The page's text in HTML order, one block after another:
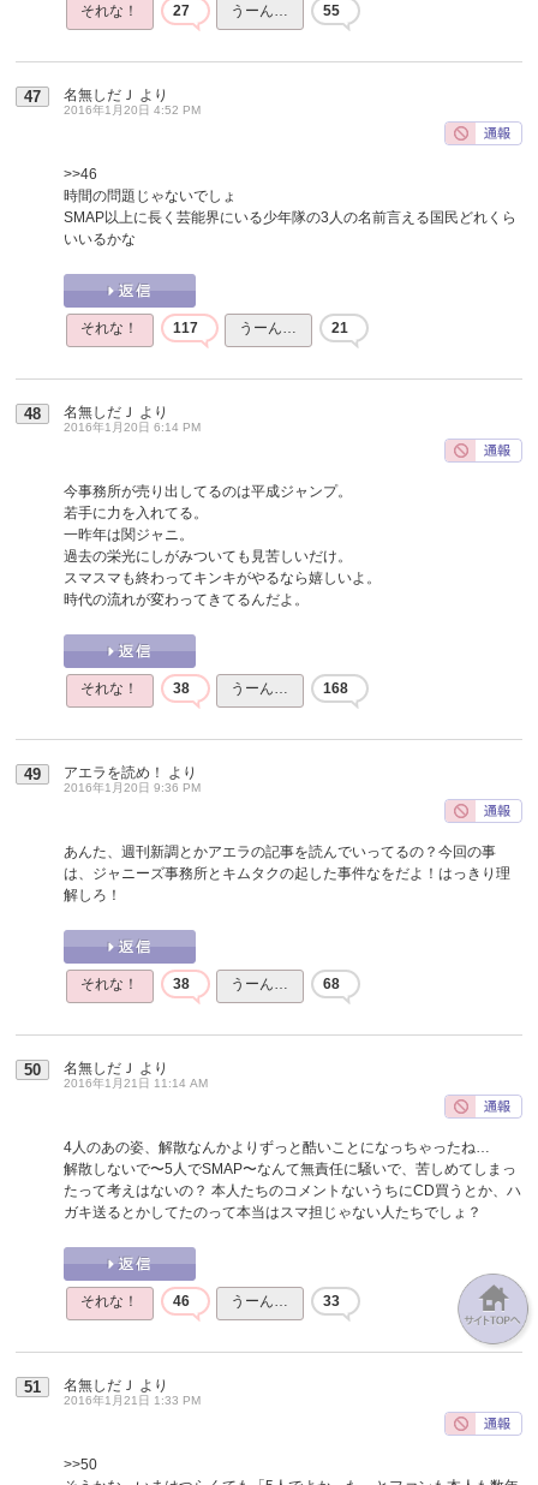
それな！ 27 うーん… 55
47 名無しだＪ より
2016年1月20日 4:52 PM
>>46
時間の問題じゃないでしょ
SMAP以上に長く芸能界にいる少年隊の3人の名前言える国民どれくら
いいるかな
それな！ 117 うーん… 21
48 名無しだＪ より
2016年1月20日 6:14 PM
今事務所が売り出してるのは平成ジャンプ。
若手に力を入れてる。
一昨年は関ジャニ。
過去の栄光にしがみついても見苦しいだけ。
スマスマも終わってキンキがやるなら嬉しいよ。
時代の流れが変わってきてるんだよ。
それな！ 38 うーん… 168
49 アエラを読め！ より
2016年1月20日 9:36 PM
あんた、週刊新調とかアエラの記事を読んでいってるの？今回の事
は、ジャニーズ事務所とキムタクの起した事件なをだよ！はっきり理
解しろ！
それな！ 38 うーん… 68
50 名無しだＪ より
2016年1月21日 11:14 AM
4人のあの姿、解散なんかよりずっと酷いことになっちゃったね…
解散しないで〜5人でSMAP〜なんて無責任に騒いで、苦しめてしまっ
たって考えはないの？ 本人たちのコメントないうちにCD買うとか、ハ
ガキ送るとかしてたのって本当はスマ担じゃない人たちでしょ？
それな！ 46 うーん… 33
51 名無しだＪ より
2016年1月21日 1:33 PM
>>50